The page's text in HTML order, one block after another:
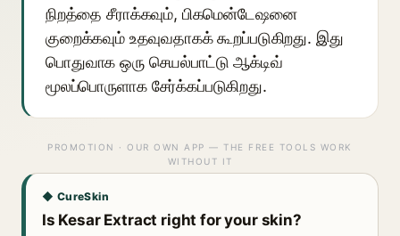
நிறத்தை சீராக்கவும், பிகமென்டேஷனை
குறைக்கவும் உதவுவதாகக் கூறப்படுகிறது. இது
பொதுவாக ஒரு செயல்பாட்டு ஆக்டிவ்
மூலப்பொருளாக சேர்க்கப்படுகிறது.
PROMOTION · OUR OWN APP — THE FREE TOOLS WORK
WITHOUT IT
◆ CureSkin
Is Kesar Extract right for your skin?